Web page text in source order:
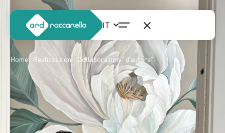
Home· Realizzazioni · Collaborazioni “d’autore”